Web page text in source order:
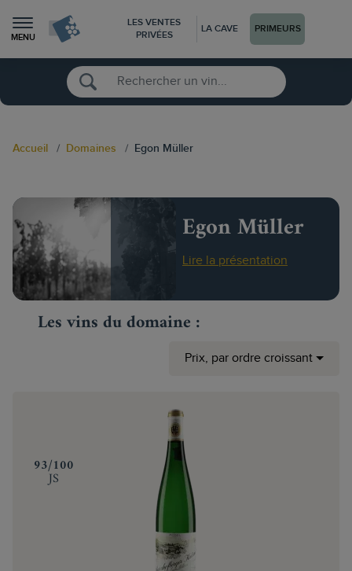
MENU
LES VENTES
PRIVÉES
LA CAVE PRIMEURS
Accueil Domaines Egon Müller
Egon Müller
Lire la présentation
Les vins du domaine :
Prix, par ordre croissant
‍93/100
JS